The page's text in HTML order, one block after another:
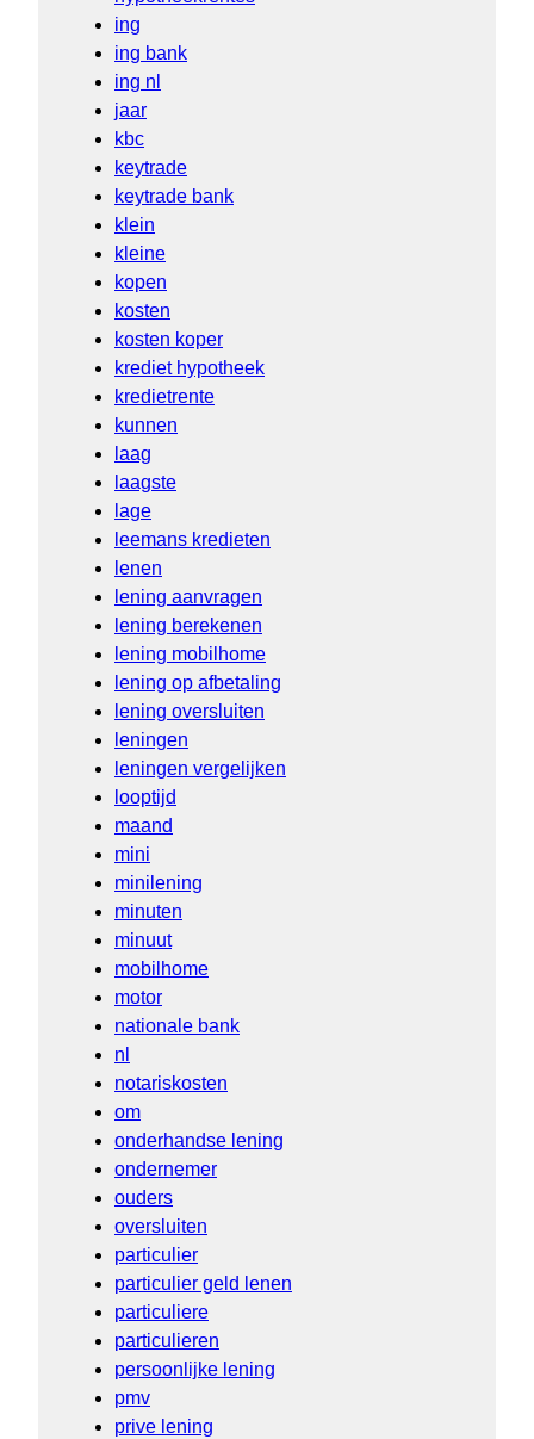
ing
ing bank
ing nl
jaar
kbc
keytrade
keytrade bank
klein
kleine
kopen
kosten
kosten koper
krediet hypotheek
kredietrente
kunnen
laag
laagste
lage
leemans kredieten
lenen
lening aanvragen
lening berekenen
lening mobilhome
lening op afbetaling
lening oversluiten
leningen
leningen vergelijken
looptijd
maand
mini
minilening
minuten
minuut
mobilhome
motor
nationale bank
nl
notariskosten
om
onderhandse lening
ondernemer
ouders
oversluiten
particulier
particulier geld lenen
particuliere
particulieren
persoonlijke lening
pmv
prive lening